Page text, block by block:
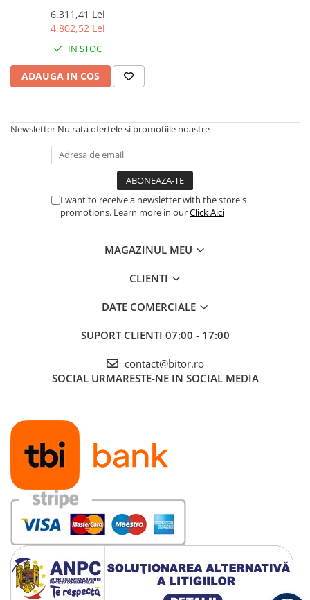
6.311,41 Lei
4.802,52 Lei
IN STOC
ADAUGA IN COS
Newsletter Nu rata ofertele si promotiile noastre
I want to receive a newsletter with the store's
promotions. Learn more in ourClick Aici
MAGAZINUL MEU
CLIENTI
DATE COMERCIALE
SUPORT CLIENTI 07:00 - 17:00
contact@bitor.ro
SOCIAL URMARESTE-NE IN SOCIAL MEDIA